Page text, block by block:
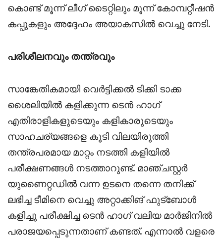
കൊണ്ട് മൂന്ന് ലീഗ് ടൈറ്റിലും മൂന്ന് കോമ്പറ്റീഷൻ
കപ്പുകളും അദ്ദേഹം അയാകസിൽ വെച്ചു നേടി.
പരിശീലനവും തന്ത്രവും
സാങ്കേതികമായി വെർട്ടിക്കൽ ടിക്കി ടാക്ക
ശൈലിയിൽ കളിക്കുന്ന ടെൻ ഹാഗ്
എതിരാളികളുടെയും കളികാരുടെയും
സാഹചര്യങ്ങളെ കൂടി വിലയിരുത്തി
തന്ത്രപരമായ മാറ്റം നടത്തി കളിയിൽ
പരീക്ഷണങ്ങൾ നടത്താറുണ്ട്. മാഞ്ചസ്റ്റർ
യുണൈറ്റഡിൽ വന്ന ഉടനെ തന്നെ തനിക്ക്
ലഭിച്ച ടീമിനെ വെച്ചു അറ്റാക്കിങ് ഫുട്‌ബോൾ
കളിച്ചു പരീക്ഷിച്ച ടെൻ ഹാഗ് വലിയ മാർജിനിൽ
പരാജയപ്പെടുന്നതാണ് കണ്ടത്. എന്നാൽ വളരെ